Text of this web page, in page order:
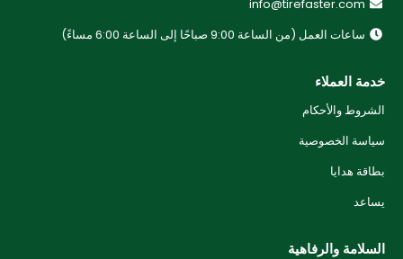
info@tirefaster.com
ساعات العمل (من الساعة 9:00 صباحًا إلى الساعة 6:00 مساءً)
خدمة العملاء
الشروط والأحكام
سياسة الخصوصية
بطاقة هدايا
يساعد
السلامة والرفاهية